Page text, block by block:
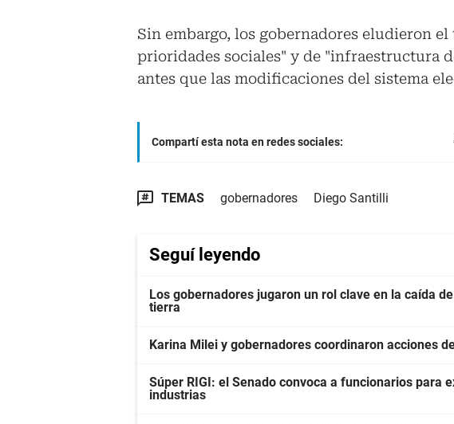
Sin embargo, los gobernadores eludieron
prioridades sociales" y de "infraestructura
antes que las modificaciones del sistema
Compartí esta nota en redes sociales:
TEMAS gobernadores Diego Santilli
Seguí leyendo
Los gobernadores jugaron un rol clave en la caída
tierra
Karina Milei y gobernadores coordinaron acciones
Súper RIGI: el Senado convoca a funcionarios para
industrias